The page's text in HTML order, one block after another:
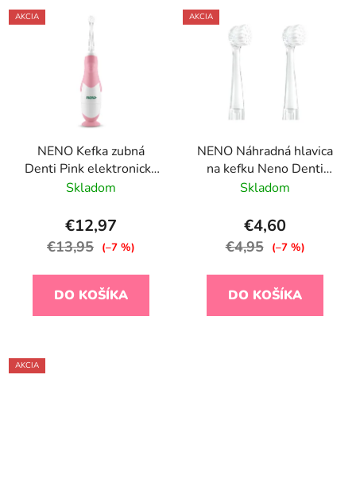
AKCIA
NENO Kefka zubná
Denti Pink elektronická
pre deti 3–36 m s LED
nadstavcami, rúžová
Skladom
€12,97
€13,95 (–7 %)
DO KOŠÍKA
AKCIA
NENO Náhradná hlavica
na kefku Neno Denti
2ks
Skladom
€4,60
€4,95 (–7 %)
DO KOŠÍKA
AKCIA